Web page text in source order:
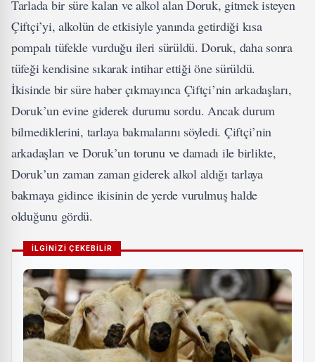
Tarlada bir süre kalan ve alkol alan Doruk, gitmek isteyen
Çiftçi’yi, alkolün de etkisiyle yanında getirdiği kısa
pompalı tüfekle vurduğu ileri sürüldü. Doruk, daha sonra
tüfeği kendisine sıkarak intihar ettiği öne sürüldü.
İkisinde bir süre haber çıkmayınca Çiftçi’nin arkadaşları,
Doruk’un evine giderek durumu sordu. Ancak durum
bilmediklerini, tarlaya bakmalarını söyledi. Çiftçi’nin
arkadaşları ve Doruk’un torunu ve damadı ile birlikte,
Doruk’un zaman zaman giderek alkol aldığı tarlaya
bakmaya gidince ikisinin de yerde vurulmuş halde
olduğunu gördü.
İLGİNİZİ ÇEKEBİLİR